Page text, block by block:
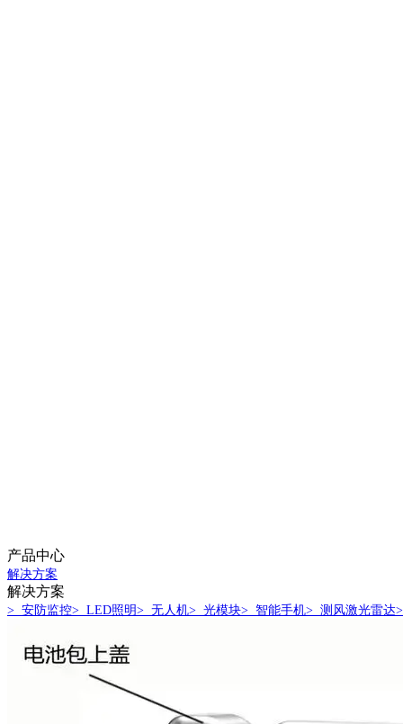
产品中心
解决方案
解决方案
> 安防监控> LED照明> 无人机> 光模块> 智能手机> 测风激光雷达